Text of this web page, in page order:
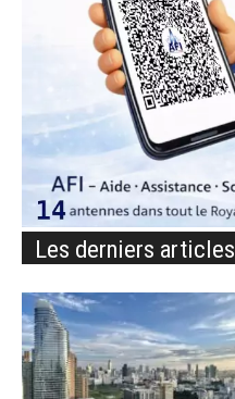
Les derniers articles